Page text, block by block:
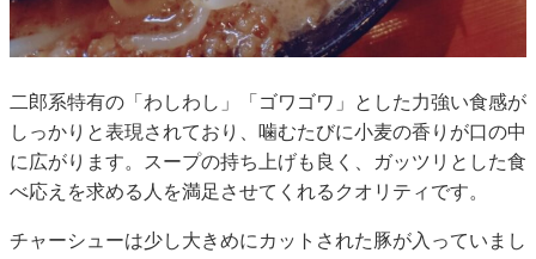
二郎系特有の「わしわし」「ゴワゴワ」とした力強い食感が
しっかりと表現されており、噛むたびに小麦の香りが口の中
に広がります。スープの持ち上げも良く、ガッツリとした食
べ応えを求める人を満足させてくれるクオリティです。
チャーシューは少し大きめにカットされた豚が入っていまし